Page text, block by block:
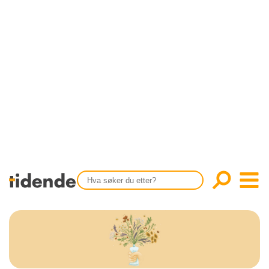
KONTAKT
OM OSS